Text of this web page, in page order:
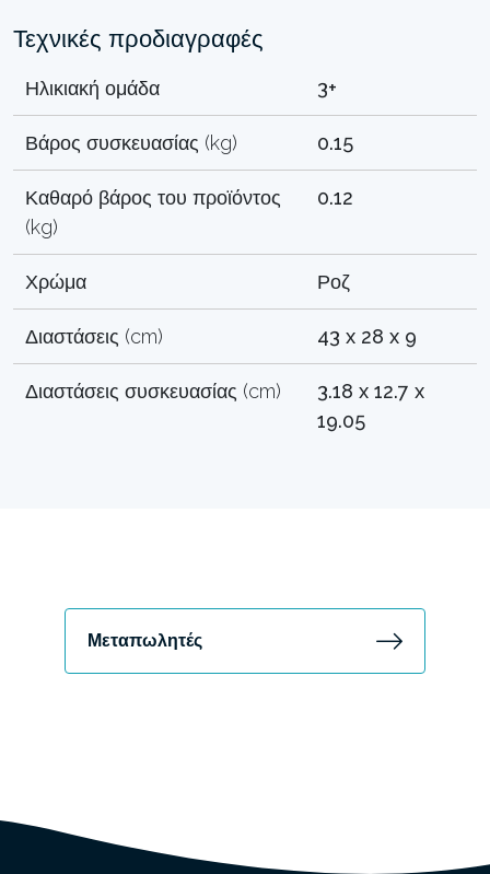
Τεχνικές προδιαγραφές
Ηλικιακή ομάδα 3+
Βάρος συσκευασίας (kg) 0.15
Καθαρό βάρος του προϊόντος
(kg)
0.12
Χρώμα Ροζ
Διαστάσεις (cm) 43 x 28 x 9
Διαστάσεις συσκευασίας (cm)
3.18 x 12.7 x
19.05
Μεταπωλητές